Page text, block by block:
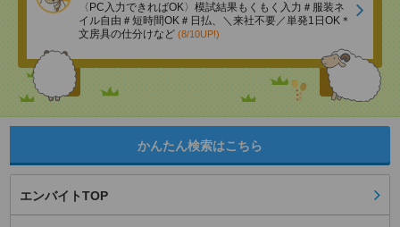
〈PC入力できればOK〉模試結果もくもく入力＃服装ネ
イル自由＃短時間OK＃日払、＼来社不要／単発1日OK＊
文房具の仕分けなど (8/10UP!)
かんたん検索はこちら
エンバイトTOP